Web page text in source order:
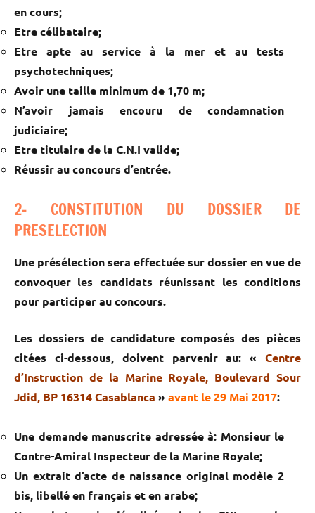
en cours;
Etre célibataire;
Etre apte au service à la mer et au tests
psychotechniques;
Avoir une taille minimum de 1,70 m;
N’avoir jamais encouru de condamnation
judiciaire;
Etre titulaire de la C.N.I valide;
Réussir au concours d’entrée.
2- CONSTITUTION DU DOSSIER DE
PRESELECTION
Une présélection sera effectuée sur dossier en vue de
convoquer les candidats réunissant les conditions
pour participer au concours.
Les dossiers de candidature composés des pièces
citées ci-dessous, doivent parvenir au: « Centre
d’Instruction de la Marine Royale, Boulevard Sour
Jdid, BP 16314 Casablanca » avant le 29 Mai 2017:
Une demande manuscrite adressée à: Monsieur le
Contre-Amiral Inspecteur de la Marine Royale;
Un extrait d’acte de naissance original modèle 2
bis, libellé en français et en arabe;